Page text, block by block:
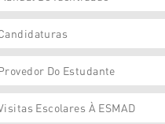
Do Estudante
Escolares À ESMAD